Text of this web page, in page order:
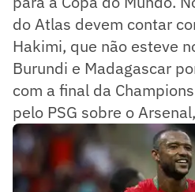
do Atlas devem contar
Hakimi, que não esteve
Burundi e Madagascar
com a final da
pelo PSG sobre o